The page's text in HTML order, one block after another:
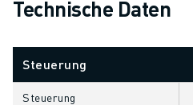
DRAHTERODIERMASCHINE
KUNDENBETREUUNG
FANUC PLANS
Technische Daten
Steuerung
Steuerung